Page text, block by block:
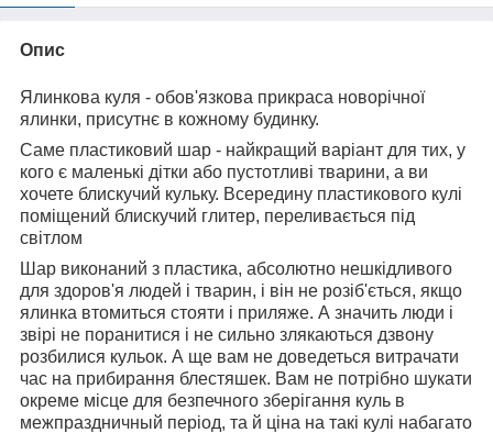
Опис
Ялинкова куля - обов'язкова прикраса новорічної
ялинки, присутнє в кожному будинку.
Саме пластиковий шар - найкращий варіант для тих, у
кого є маленькі дітки або пустотливі тварини, а ви
хочете блискучий кульку. Всередину пластикового кулі
поміщений блискучий глитер, переливається під
світлом
Шар виконаний з пластика, абсолютно нешкідливого
для здоров'я людей і тварин, і він не розіб'ється, якщо
ялинка втомиться стояти і приляже. А значить люди і
звірі не поранитися і не сильно злякаються дзвону
розбилися кульок. А ще вам не доведеться витрачати
час на прибирання блестяшек. Вам не потрібно шукати
окреме місце для безпечного зберігання куль в
межпраздничный період, та й ціна на такі кулі набагато